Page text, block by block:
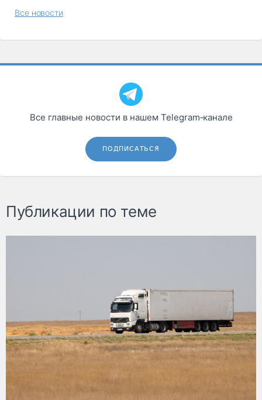
Все новости
Все главные новости в нашем Telegram‑канале
ПОДПИСАТЬСЯ
Публикации по теме